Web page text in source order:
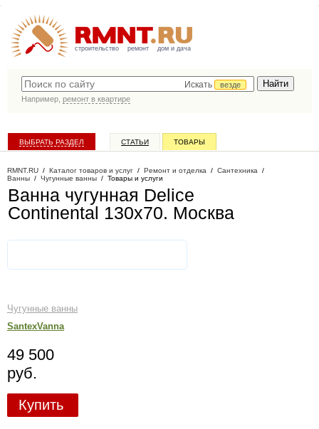
строительство ремонт дом и дача
Искать
везде
Например, ремонт в квартире
ВЫБРАТЬ РАЗДЕЛ СТАТЬИ ТОВАРЫ
RMNT.RU / Каталог товаров и услуг / Ремонт и отделка / Сантехника /
Ванны / Чугунные ванны / Товары и услуги
Ванна чугунная Delice
Continental 130x70. Москва
Чугунные ванны
SantexVanna
49 500
руб.
Купить